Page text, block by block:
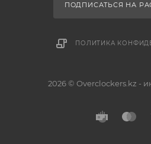
ПОДПИСАТЬСЯ НА
ПОЛИТИКА
2026 © Overclockers.kz -